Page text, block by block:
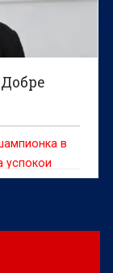
в
успокои
катастрофа.